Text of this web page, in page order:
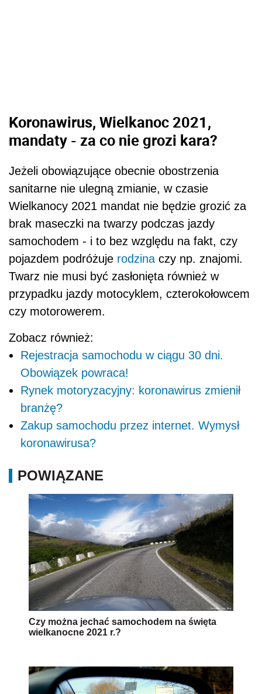
Koronawirus, Wielkanoc 2021,
mandaty - za co nie grozi kara?
Jeżeli obowiązujące obecnie obostrzenia
sanitarne nie ulegną zmianie, w czasie
Wielkanocy 2021 mandat nie będzie grozić za
brak maseczki na twarzy podczas jazdy
samochodem - i to bez względu na fakt, czy
pojazdem podróżuje rodzina czy np. znajomi.
Twarz nie musi być zasłonięta również w
przypadku jazdy motocyklem, czterokołowcem
czy motorowerem.
Zobacz również:
Rejestracja samochodu w ciągu 30 dni.
Obowiązek powraca!
Rynek motoryzacyjny: koronawirus zmienił
branżę?
Zakup samochodu przez internet. Wymysł
koronawirusa?
POWIĄZANE
Czy można jechać samochodem na święta
wielkanocne 2021 r.?